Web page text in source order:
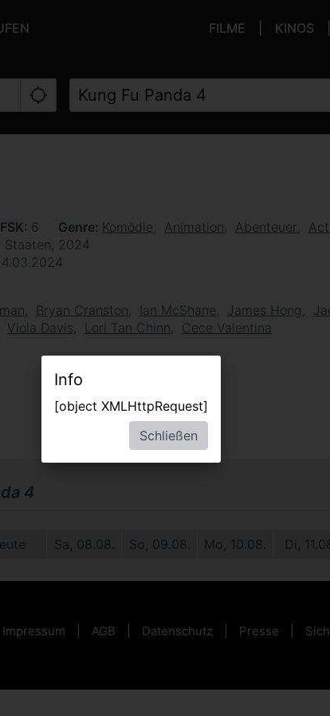
FILME KINOS
FSK 6 Genre Komödie Animation Abenteuer
Staaten, 2024
Bryan Cranston Ian McShane James Hong
Viola Davis Lori Tan Chinn Cece Valentina
4
Sa, 08.08. So, 09.08. Mo, 10.08. Di,
Impressum AGB Datenschutz Presse
Info
[object XMLHttpRequest]
Schließen